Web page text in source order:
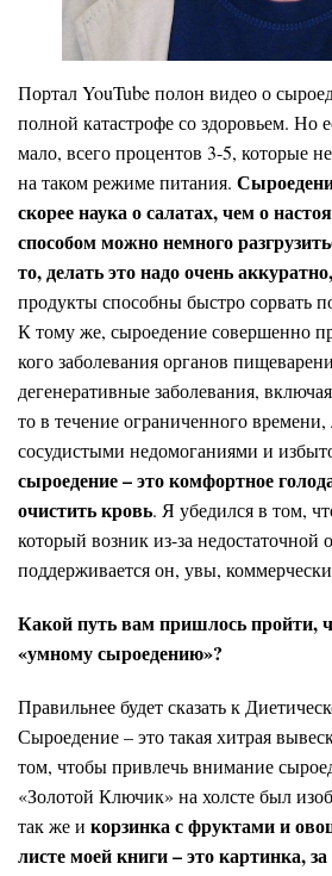
Портал YouTube полон видео о
полной катастрофе со здоровьем. Но
мало, всего процентов 3-5, которые
на таком режиме питания.
скорее наука о салатах, чем о
способом можно немного
то, делать это надо очень аккуратно,
продукты способны быстро сорвать
К тому же, сыроедение совершенно
кого заболевания органов
дегенеративные заболевания,
то в течение ограниченного
сосудистыми недомоганиями и
сыроедение – это комфортное
очистить кровь. Я убедился в том,
который возник из-за недостаточной
поддерживается он, увы,
Какой путь вам пришлось пройти,
«умному сыроедению»?
Правильнее будет сказать к
Сыроедение – это такая хитрая
том, чтобы привлечь внимание
«Золотой Ключик» на холсте был
так же и корзинка с фруктами и
листе моей книги – это картинка,